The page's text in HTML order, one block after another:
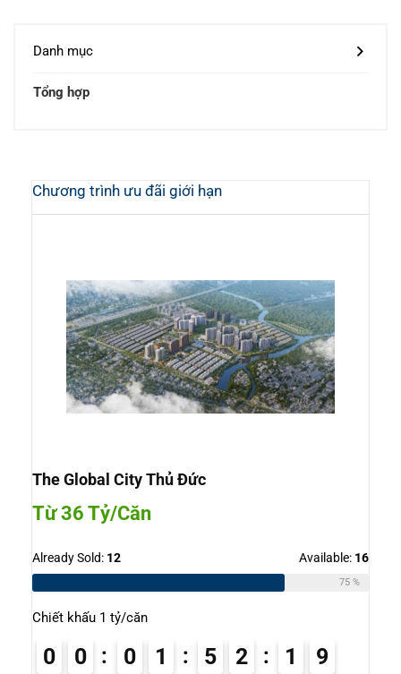
Danh mục
Tổng hợp
Chương trình ưu đãi giới hạn
The Global City Thủ Đức
Từ 36 Tỷ/Căn
Already Sold: 12 Available: 16
75 %
Chiết khấu 1 tỷ/căn
0 0 0 1 5 2 1
8